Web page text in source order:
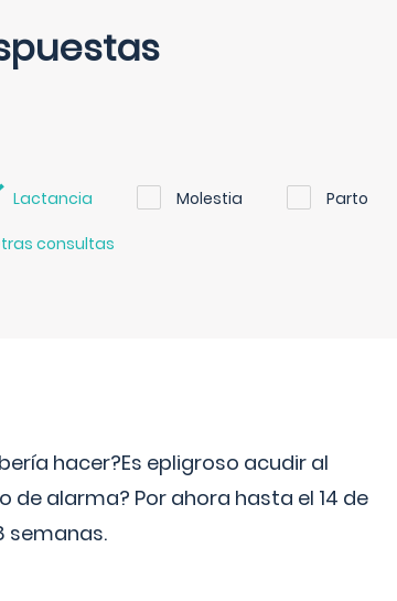
Lactancia Molestia Parto
consultas
hacer?Es epligroso acudir al
alarma? Por ahora hasta el 14 de
semanas.